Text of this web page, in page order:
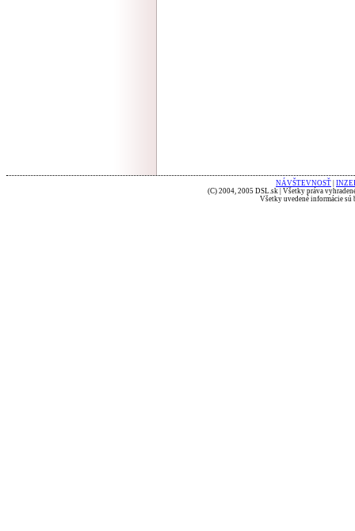
NÁVŠTEVNOSŤ
(C) 2004, 2005 DSL.sk | Všetky práva
Všetky uvedené informácie sú